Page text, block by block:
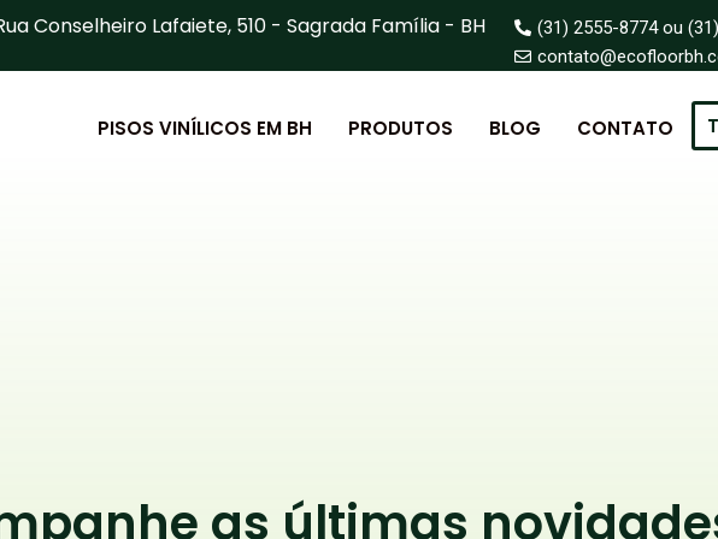
Conselheiro Lafaiete, 510 - Sagrada Família - BH
(31) 2555-8774 ou
PISOS VINÍLICOS EM BH PRODUTOS BLOG CONTATO
as últimas